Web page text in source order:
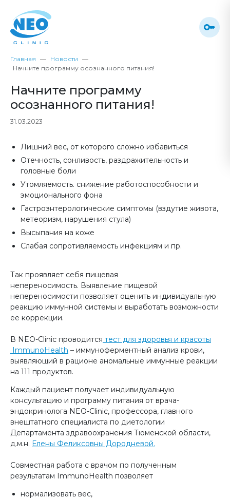
Главная
Новости
Начните программу осознанного питания!
Начните программу
осознанного питания!
31.03.2023
Лишний вес, от которого сложно избавиться
Отечность, сонливость, раздражительность и
головные боли
Утомляемость. снижение работоспособности и
эмоционального фона
Гастроэнтерологические симптомы (вздутие живота,
метеоризм, нарушения стула)
Высыпания на коже
Слабая сопротивляемость инфекциям и пр.
Так проявляет себя пищевая
непереносимость. Выявление пищевой
непереносимости позволяет оценить индивидуальную
реакцию иммунной системы и выработать возможности
ее коррекции.
В NEO-Clinic проводится тест для здоровья и красоты
ImmunoHealth – иммуноферментный анализ крови,
выявляющий в рационе аномальные иммунные реакции
на 111 продуктов.
Каждый пациент получает индивидуальную
консультацию и программу питания от врача-
эндокринолога NEO-Clinic, профессора, главного
внештатного специалиста по диетологии
Департамента здравоохранения Тюменской области,
д.м.н. Елены Феликсовны Дородневой.
Совместная работа с врачом по полученным
результатам ImmunoHealth позволяет
нормализовать вес,